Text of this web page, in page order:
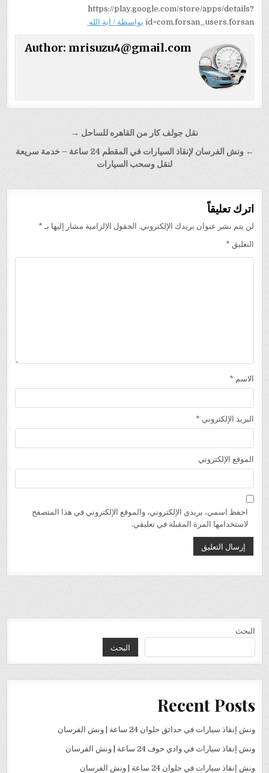
https://play.google.com/store/apps/details?
id=com.forsan_users.forsan بواسطة / اية الله
Author: mrisuzu4@gmail.com
المقالات
نقل جولف كار من القاهره للساحل →
← ونش الفرسان لإنقاذ السيارات في المقطم 24 ساعة – خدمة سريعة
لنقل وسحب السيارات
اترك تعليقاً
لن يتم نشر عنوان بريدك الإلكتروني. الحقول الإلزامية مشار إليها بـ *
التعليق *
الاسم *
البريد الإلكتروني *
الموقع الإلكتروني
احفظ اسمي، بريدي الإلكتروني، والموقع الإلكتروني في هذا المتصفح
لاستخدامها المرة المقبلة في تعليقي.
البحث
البحث
Recent Posts
ونش إنقاذ سيارات في حدائق حلوان 24 ساعة | ونش الفرسان
ونش إنقاذ سيارات في وادي حوف 24 ساعة | ونش الفرسان
ونش إنقاذ سيارات في حلوان 24 ساعة | ونش الفرسان